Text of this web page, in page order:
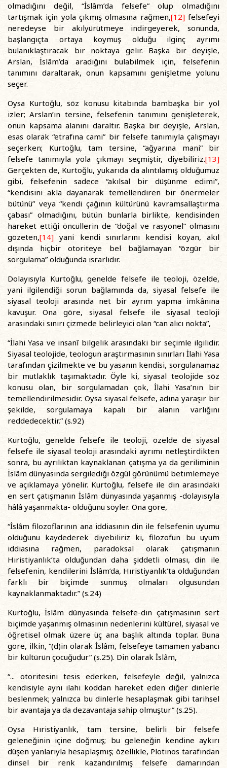
olmadığını değil, “İslâm’da felsefe” olup olmadığını
tartışmak için yola çıkmış olmasına rağmen,[12]felsefeyi
neredeyse bir akılyürütmeye indirgeyerek, sonunda,
başlangıçta ortaya koymuş olduğu ilginç ayrımı
bulanıklaştıracak bir noktaya gelir. Başka bir deyişle,
Arslan, İslâm’da aradığını bulabilmek için, felsefenin
tanımını daraltarak, onun kapsamını genişletme yolunu
seçer.
Oysa Kurtoğlu, söz konusu kitabında bambaşka bir yol
izler; Arslan’ın tersine, felsefenin tanımını genişleterek,
onun kapsama alanını daraltır. Başka bir deyişle, Arslan,
esas olarak “etrafına cami” bir felsefe tanımıyla çalışmayı
seçerken; Kurtoğlu, tam tersine, “ağyarına mani” bir
felsefe tanımıyla yola çıkmayı seçmiştir, diyebiliriz.[13]
Gerçekten de, Kurtoğlu, yukarıda da alıntılamış olduğumuz
gibi, felsefenin sadece “akılsal bir düşünme edimi”,
“kendisini akla dayanarak temellendiren bir önermeler
bütünü” veya “kendi çağının kültürünü kavramsallaştırma
çabası” olmadığını, bütün bunlarla birlikte, kendisinden
hareket ettiği öncüllerin de “doğal ve rasyonel” olmasını
gözeten,[14] yani kendi sınırlarını kendisi koyan, akıl
dışında hiçbir otoriteye bel bağlamayan “özgür bir
sorgulama” olduğunda ısrarlıdır.
Dolayısıyla Kurtoğlu, genelde felsefe ile teoloji, özelde,
yani ilgilendiği sorun bağlamında da, siyasal felsefe ile
siyasal teoloji arasında net bir ayrım yapma imkânına
kavuşur. Ona göre, siyasal felsefe ile siyasal teoloji
arasındaki sınırı çizmede belirleyici olan “can alıcı nokta”,
“İlahi Yasa ve insanî bilgelik arasındaki bir seçimle ilgilidir.
Siyasal teolojide, teologun araştırmasının sınırları İlahi Yasa
tarafından çizilmekte ve bu yasanın kendisi, sorgulanamaz
bir mutlaklık taşımaktadır. Öyle ki, siyasal teolojide söz
konusu olan, bir sorgulamadan çok, İlahi Yasa’nın bir
temellendirilmesidir. Oysa siyasal felsefe, adına yaraşır bir
şekilde, sorgulamaya kapalı bir alanın varlığını
reddedecektir.” (s.92)
Kurtoğlu, genelde felsefe ile teoloji, özelde de siyasal
felsefe ile siyasal teoloji arasındaki ayrımı netleştirdikten
sonra, bu ayrılıktan kaynaklanan çatışma ya da geriliminin
İslâm dünyasında sergilediği özgül görünümü betimlemeye
ve açıklamaya yönelir. Kurtoğlu, felsefe ile din arasındaki
en sert çatışmanın İslâm dünyasında yaşanmış -dolayısıyla
hâlâ yaşanmakta- olduğunu söyler. Ona göre,
“İslâm filozoflarının ana iddiasının din ile felsefenin uyumu
olduğunu kaydederek diyebiliriz ki, filozofun bu uyum
iddiasına rağmen, paradoksal olarak çatışmanın
Hıristiyanlık’ta olduğundan daha şiddetli olması, din ile
felsefenin, kendilerini İslâm’da, Hıristiyanlık’ta olduğundan
farklı bir biçimde sunmuş olmaları olgusundan
kaynaklanmaktadır.” (s.24)
Kurtoğlu, İslâm dünyasında felsefe-din çatışmasının sert
biçimde yaşanmış olmasının nedenlerini kültürel, siyasal ve
öğretisel olmak üzere üç ana başlık altında toplar. Buna
göre, ilkin, “(d)in olarak İslâm, felsefeye tamamen yabancı
bir kültürün çocuğudur” (s.25). Din olarak İslâm,
“... otoritesini tesis ederken, felsefeyle değil, yalnızca
kendisiyle aynı ilahi koddan hareket eden diğer dinlerle
beslenmek; yalnızca bu dinlerle hesaplaşmak gibi tarihsel
bir avantaja ya da dezavantaja sahip olmuştur” (s.25).
Oysa Hıristiyanlık, tam tersine, belirli bir felsefe
geleneğinin içine doğmuş; bu geleneğin kendine aykırı
düşen yanlarıyla hesaplaşmış; özellikle, Plotinos tarafından
dinsel bir renk kazandırılmış felsefe damarından